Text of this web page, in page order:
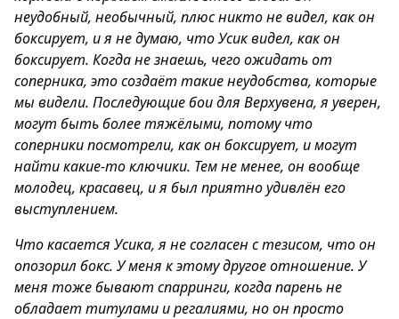
неудобный, необычный, плюс никто не видел, как он
боксирует, и я не думаю, что Усик видел, как он
боксирует. Когда не знаешь, чего ожидать от
соперника, это создаёт такие неудобства, которые
мы видели. Последующие бои для Верхувена, я уверен,
могут быть более тяжёлыми, потому что
соперники посмотрели, как он боксирует, и могут
найти какие-то ключики. Тем не менее, он вообще
молодец, красавец, и я был приятно удивлён его
выступлением.
Что касается Усика, я не согласен с тезисом, что он
опозорил бокс. У меня к этому другое отношение. У
меня тоже бывают спарринги, когда парень не
обладает титулами и регалиями, но он просто